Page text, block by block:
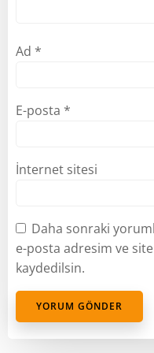
Ad *
E-posta *
İnternet sitesi
Daha sonraki
e-posta adresim ve
kaydedilsin.